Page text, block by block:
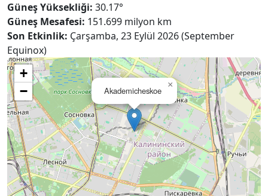
Güneş Yüksekliği: 30.17°
Güneş Mesafesi: 151.699 milyon km
Son Etkinlik: Çarşamba, 23 Eylül 2026 (September
Equinox)
Akademicheskoe
×
+
−